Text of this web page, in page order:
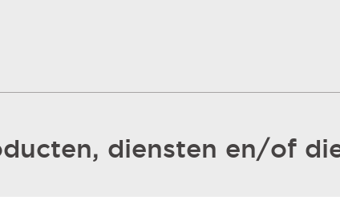
diensten en/of